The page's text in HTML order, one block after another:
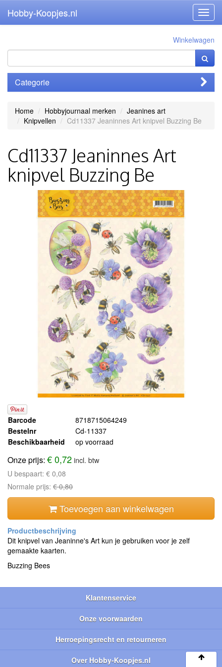
Hobby-Koopjes.nl
Winkelwagen
Categorie
Home Hobbyjournaal merken
Jeanines art
Knipvellen
Cd11337 Jeaninnes Art knipvel Buzzing Be
Cd11337 Jeaninnes Art
knipvel Buzzing Be
Barcode
8718715064249
Bestelnr
Cd-11337
Beschikbaarheid
op voorraad
Onze prijs: € 0,72incl. btw
U bespaart: € 0,08
Normale prijs: € 0,80
Toevoegen aan winkelwagen
Dit knipvel van Jeaninne's Art kun je gebruiken voor je zelf
gemaakte kaarten.
Buzzing Bees
Klantenservice
Onze voorwaarden
Herroepingsrecht en retourneren
Over Hobby-Koopjes.nl